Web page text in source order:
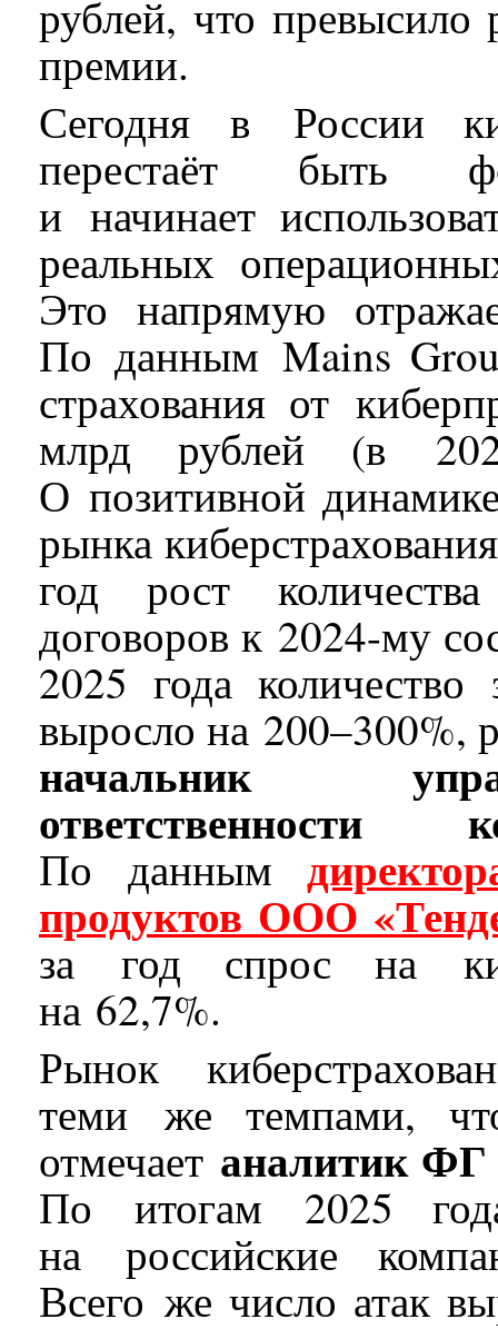
рублей, что превысило
премии.
Сегодня в России
перестаёт быть
и начинает
реальных
Это напрямую
По данным Mains
страхования от
млрд рублей (в
О позитивной
рынка
год рост
договоров к 2024-му
2025 года количество
выросло на 200–300%,
начальник
ответственности
По данным
продуктов ООО
за год спрос на
на 62,7%.
Рынок
теми же темпами,
отмечает аналитик
По итогам 2025
на российские
Всего же число атак